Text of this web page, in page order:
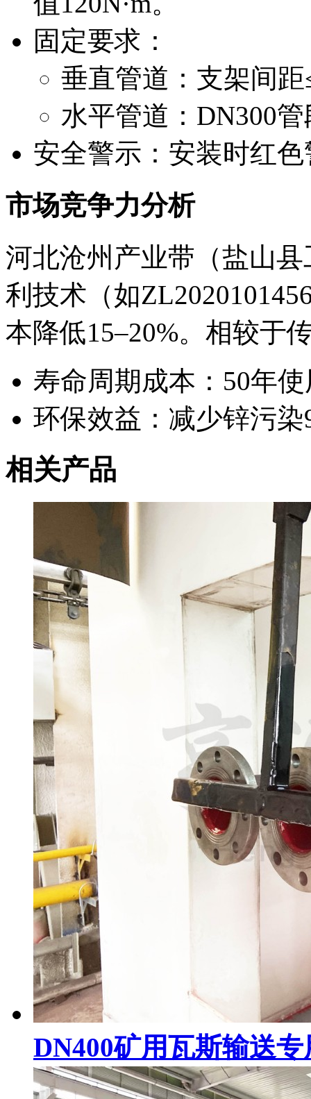
固定要求：
垂直管道：支架间
水平管道：DN300
安全警示：安装时红
市场竞争力分析
河北沧州产业带（盐山
利技术（如
本降低15–20%。相较于
寿命周期成本：50年
环保效益：减少锌污
相关产品
DN400矿用瓦斯输送